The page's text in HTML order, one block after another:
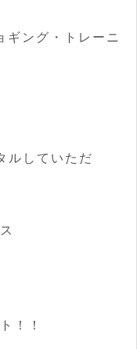
ギング・トレーニ
ルしていただ
！！